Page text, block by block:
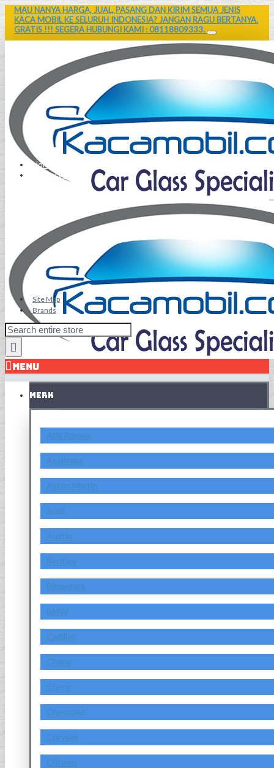
MAU NANYA HARGA, JUAL, PASANG DAN KIRIM SEMUA JENIS
KACA MOBIL KE SELURUH INDONESIA? JANGAN RAGU BERTANYA.
GRATIS !!! SEGERA HUBUNGI KAMI : 08118809333.
Home
Contact Us
Site Map
Brands
MENU
MERK
Alfa Romeo
Asahimas
Aston Martin
Audi
Austin
Bentley
Bimantara
BMW
Cadillac
Chana
Chery
Chevrolet
Chrysler
Citroen